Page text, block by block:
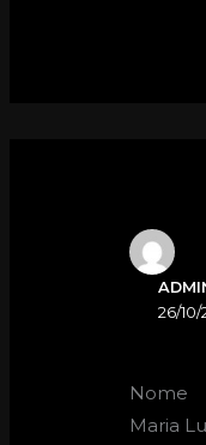
26/10/
Nome
Maria